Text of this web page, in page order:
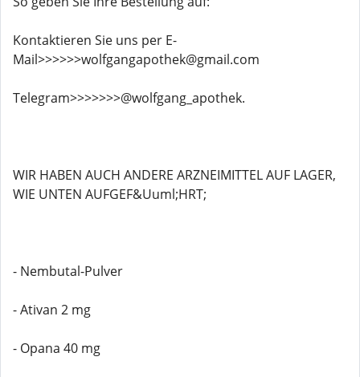
Kontaktieren Sie uns per E-
Mail>>>>>>wolfgangapothek@gmail.com
Telegram>>>>>>>@wolfgang_apothek.
WIR HABEN AUCH ANDERE ARZNEIMITTEL AUF LAGER,
WIE UNTEN AUFGEF&Uuml;HRT;
- Nembutal-Pulver
- Ativan 2 mg
- Opana 40 mg